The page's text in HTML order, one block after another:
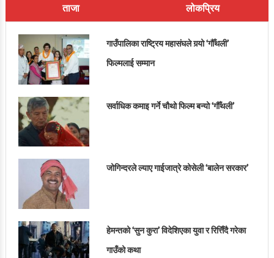
ताजा लोकप्रिय
गाउँपालिका राष्ट्रिय महासंघले गर्‍यो ‘गौँथली’
फिल्मलाई सम्मान
सर्वाधिक कमाइ गर्ने चौथो फिल्म बन्यो ‘गौँथली’
जोगिन्दरले ल्याए गाईजात्रे कोसेली ‘बालेन सरकार’
हेमन्तको ‘सुन कुरा’ विदेशिएका युवा र रित्तिँदै गरेका
गाउँको कथा